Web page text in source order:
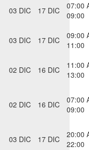
03 DIC 17 DIC
07:00
09:00
03 DIC 17 DIC
09:00
11:00
02 DIC 16 DIC
11:00
13:00
02 DIC 16 DIC
07:00
09:00
03 DIC 17 DIC
20:00
22:00